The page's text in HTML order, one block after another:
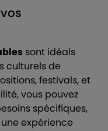
sont idéals
culturels de
festivals, et
vous pouvez
spécifiques,
expérience